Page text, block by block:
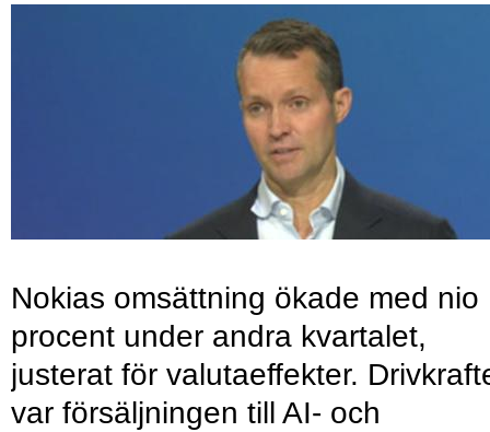
Nokias omsättning ökade med nio
procent under andra kvartalet,
justerat för valutaeffekter.
var försäljningen till AI- och